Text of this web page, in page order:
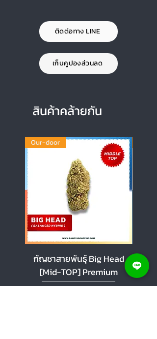
ติดต่อทาง LINE
เก็บคูปองส่วนลด
สินค้าคล้ายกัน
Our-door
กัญชาสายพันธุ์ Big Head
[Mid-TOP] Premium
กัญช